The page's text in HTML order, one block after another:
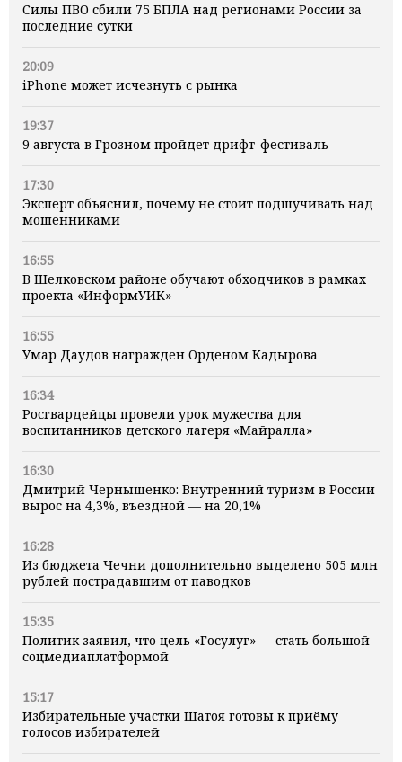
Силы ПВО сбили 75 БПЛА над регионами России за
последние сутки
20:09
iPhone может исчезнуть с рынка
19:37
9 августа в Грозном пройдет дрифт-фестиваль
17:30
Эксперт объяснил, почему не стоит подшучивать над
мошенниками
16:55
В Шелковском районе обучают обходчиков в рамках
проекта «ИнформУИК»
16:55
Умар Даудов награжден Орденом Кадырова
16:34
Росгвардейцы провели урок мужества для
воспитанников детского лагеря «Майралла»
16:30
Дмитрий Чернышенко: Внутренний туризм в России
вырос на 4,3%, въездной — на 20,1%
16:28
Из бюджета Чечни дополнительно выделено 505 млн
рублей пострадавшим от паводков
15:35
Политик заявил, что цель «Госулуг» — стать большой
соцмедиаплатформой
15:17
Избирательные участки Шатоя готовы к приёму
голосов избирателей